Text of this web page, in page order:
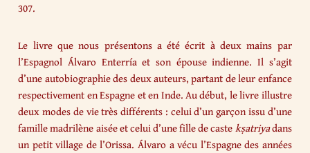
307.
Le livre que nous présentons a été écrit à deux mains par
l’Espagnol Álvaro Enterría et son épouse indienne. Il s’agit
d’une autobiographie des deux auteurs, partant de leur enfance
respectivement en Espagne et en Inde. Au début, le livre illustre
deux modes de vie très différents : celui d’un garçon issu d’une
famille madrilène aisée et celui d’une fille de castekṣatriyadans
un petit village de l’Orissa. Álvaro a vécu l’Espagne des années